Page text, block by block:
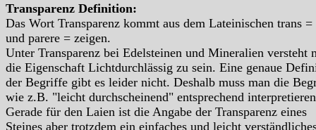
Transparenz Definition:
Das Wort Transparenz kommt aus dem Lateinischen trans =
und parere = zeigen.
Unter Transparenz bei Edelsteinen und Mineralien versteht
die Eigenschaft Lichtdurchlässig zu sein. Eine genaue
der Begriffe gibt es leider nicht. Deshalb muss man die
wie z.B. "leicht durchscheinend" entsprechend
Gerade für den Laien ist die Angabe der Transparenz eines
Steines aber trotzdem ein einfaches und leicht